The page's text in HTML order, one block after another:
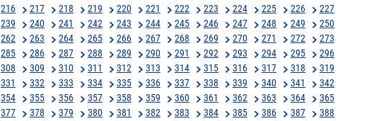
216 217 218 219 220 221 222 223 224 225 226
227
239 240 241 242 243 244 245 246 247 248 249
250
262 263 264 265 266 267 268 269 270 271 272
273
285 286 287 288 289 290 291 292 293 294 295
296
308 309 310 311 312 313 314 315 316 317 318
319
331 332 333 334 335 336 337 338 339 340 341
342
354 355 356 357 358 359 360 361 362 363 364
365
377 378 379 380 381 382 383 384 385 386 387
388